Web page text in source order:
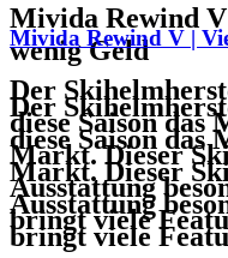
Mivida Rewind V |
Der
diese Saison das
Markt. Dieser
Ausstattung
bringt viele
Mivida Rewind
wenig Geld
Der
diese Saison das
Markt. Dieser
Ausstattung
bringt viele